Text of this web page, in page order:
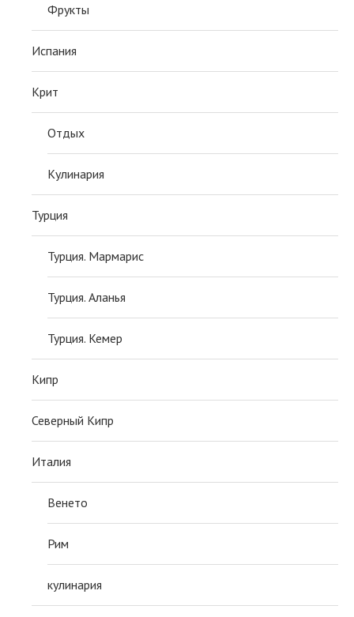
Фрукты
Испания
Крит
Отдых
Кулинария
Турция
Турция. Мармарис
Турция. Аланья
Турция. Кемер
Кипр
Северный Кипр
Италия
Венето
Рим
кулинария